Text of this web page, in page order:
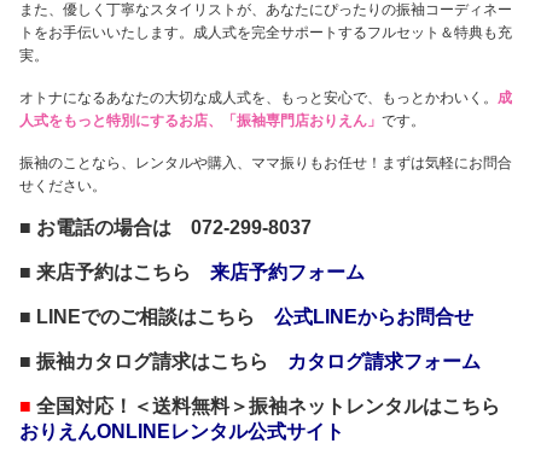
また、優しく丁寧なスタイリストが、あなたにぴったりの振袖コーディネー
トをお手伝いいたします。成人式を完全サポートするフルセット＆特典も充
実。
オトナになるあなたの大切な成人式を、もっと安心で、もっとかわいく。 成
人式をもっと特別にするお店、「振袖専門店おりえん」 です。
振袖のことなら、レンタルや購入、ママ振りもお任せ！まずは気軽にお問合
せください。
■ お電話の場合は 072-299-8037
■ 来店予約はこちら 来店予約フォーム
■ LINEでのご相談はこちら 公式LINEからお問合せ
■ 振袖カタログ請求はこちら カタログ請求フォーム
■ 全国対応！＜送料無料＞振袖ネットレンタルはこちら
おりえんONLINEレンタル公式サイト